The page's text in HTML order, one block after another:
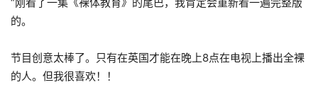
的。
节目创意太棒了。只有在英国才能在晚上8点在电视上播出全裸
的人。但我很喜欢！！